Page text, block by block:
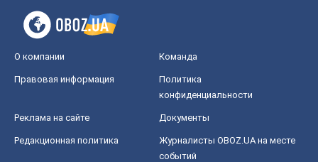
О компании Команда
Правовая информация
Политика
конфиденциальности
Реклама на сайте Документы
Редакционная политика
Журналисты OBOZ.UA на месте
событий